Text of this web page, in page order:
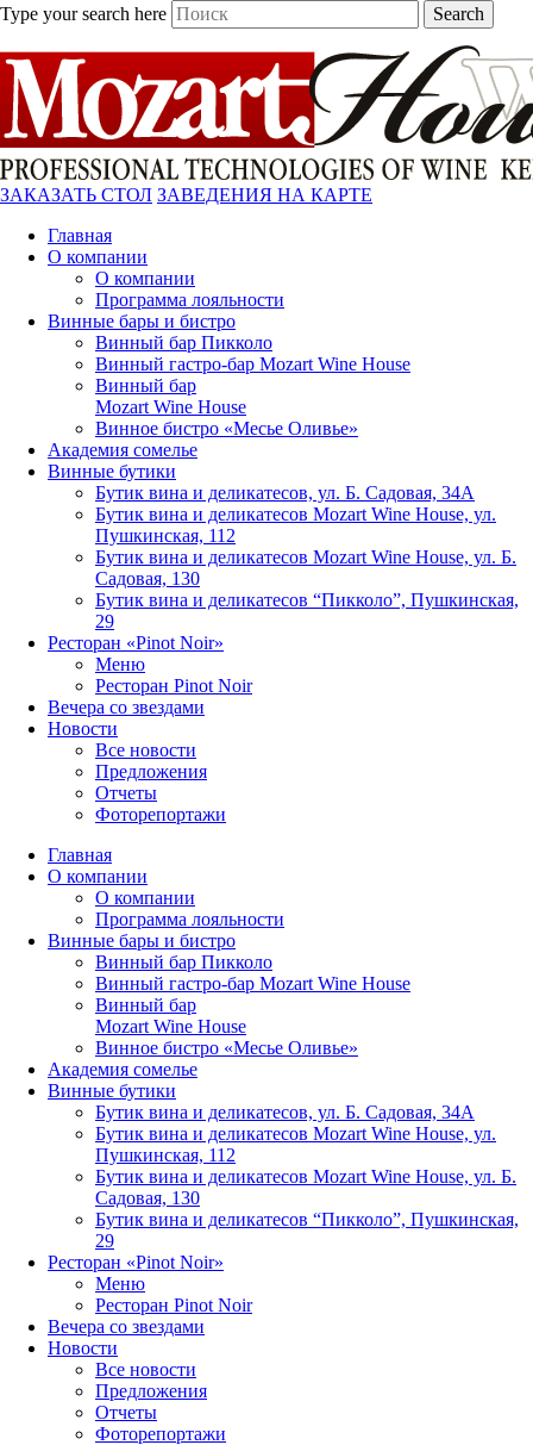
Type your search here Search
ЗАКАЗАТЬ СТОЛ ЗАВЕДЕНИЯ НА КАРТЕ
Главная
О компании
О компании
Программа лояльности
Винные бары и бистро
Винный бар Пикколо
Винный гастро-бар Mozart Wine House
Винный бар
Mozart Wine House
Винное бистро «Месье Оливье»
Академия сомелье
Винные бутики
Бутик вина и деликатесов, ул. Б. Садовая, 34А
Бутик вина и деликатесов Mozart Wine House, ул.
Пушкинская, 112
Бутик вина и деликатесов Mozart Wine House, ул. Б.
Садовая, 130
Бутик вина и деликатесов “Пикколо”, Пушкинская,
29
Ресторан «Pinot Noir»
Меню
Ресторан Pinot Noir
Вечера со звездами
Новости
Все новости
Предложения
Отчеты
Фоторепортажи
Главная
О компании
О компании
Программа лояльности
Винные бары и бистро
Винный бар Пикколо
Винный гастро-бар Mozart Wine House
Винный бар
Mozart Wine House
Винное бистро «Месье Оливье»
Академия сомелье
Винные бутики
Бутик вина и деликатесов, ул. Б. Садовая, 34А
Бутик вина и деликатесов Mozart Wine House, ул.
Пушкинская, 112
Бутик вина и деликатесов Mozart Wine House, ул. Б.
Садовая, 130
Бутик вина и деликатесов “Пикколо”, Пушкинская,
29
Ресторан «Pinot Noir»
Меню
Ресторан Pinot Noir
Вечера со звездами
Новости
Все новости
Предложения
Отчеты
Фоторепортажи